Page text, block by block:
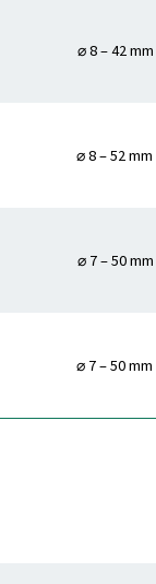
⌀ 8 – 42 mm
⌀ 8 – 52 mm
⌀ 7 – 50 mm
⌀ 7 – 50 mm